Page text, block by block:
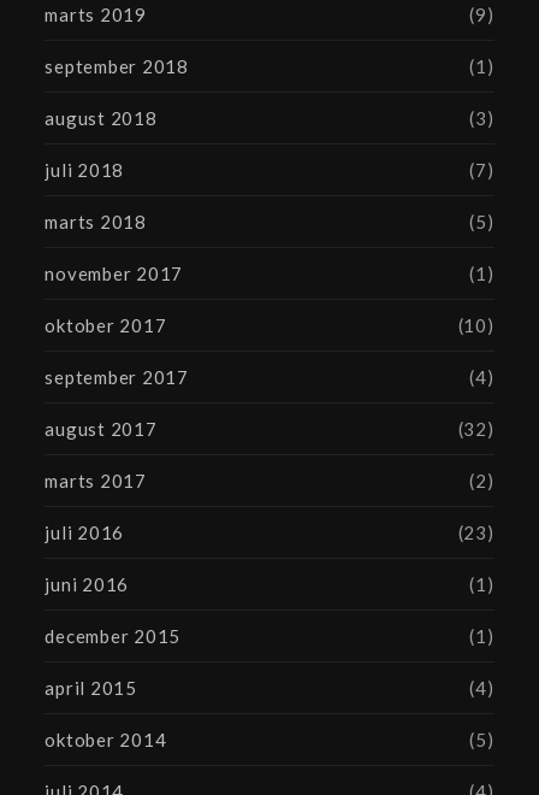
marts 2019 (9)
september 2018 (1)
august 2018 (3)
juli 2018 (7)
marts 2018 (5)
november 2017 (1)
oktober 2017 (10)
september 2017 (4)
august 2017 (32)
marts 2017 (2)
juli 2016 (23)
juni 2016 (1)
december 2015 (1)
april 2015 (4)
oktober 2014 (5)